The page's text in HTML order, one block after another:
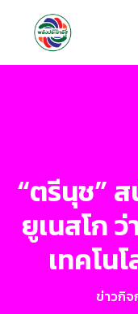
“ตรีนุช”
ยูเนสโก
เทคโน
ข่าวกิจ